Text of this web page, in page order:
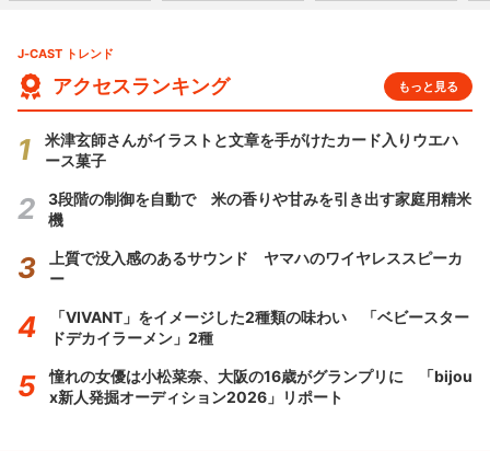
J-CAST トレンド
アクセスランキング もっと見る
米津玄師さんがイラストと文章を手がけたカード入りウエハ
ース菓子
3段階の制御を自動で 米の香りや甘みを引き出す家庭用精米
機
上質で没入感のあるサウンド ヤマハのワイヤレススピーカ
ー
「VIVANT」をイメージした2種類の味わい 「ベビースター
ドデカイラーメン」2種
憧れの女優は小松菜奈、大阪の16歳がグランプリに 「bijou
x新人発掘オーディション2026」リポート